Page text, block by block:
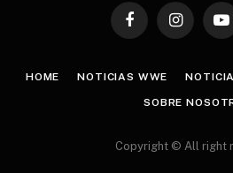
FacebookInstagram
HOME NOTICIAS WWE
SOBRE
Copyright © All right